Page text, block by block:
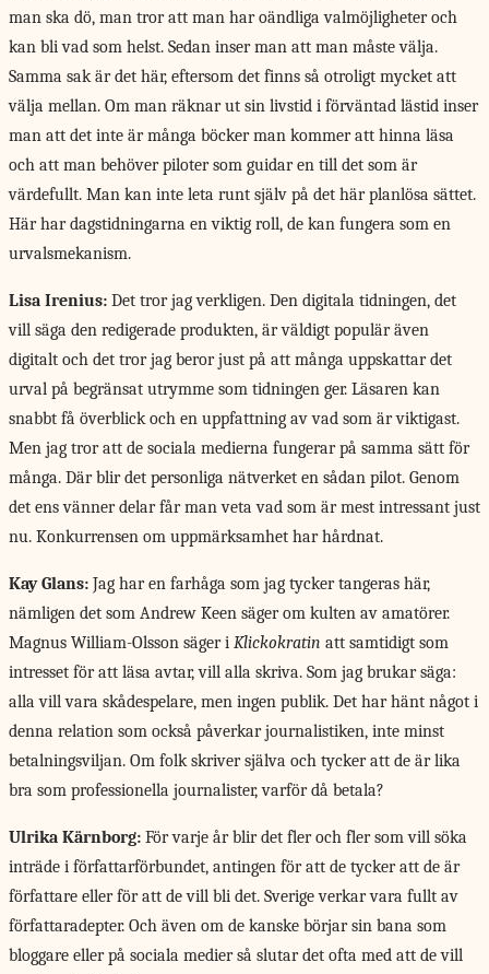
man ska dö, man tror att man har oändliga valmöjligheter och
kan bli vad som helst. Sedan inser man att man måste välja.
Samma sak är det här, eftersom det finns så otroligt mycket att
välja mellan. Om man räknar ut sin livstid i förväntad lästid inser
man att det inte är många böcker man kommer att hinna läsa
och att man behöver piloter som guidar en till det som är
värdefullt. Man kan inte leta runt själv på det här planlösa sättet.
Här har dagstidningarna en viktig roll, de kan fungera som en
urvalsmekanism.
Lisa Irenius: Det tror jag verkligen. Den digitala tidningen, det
vill säga den redigerade produkten, är väldigt populär även
digitalt och det tror jag beror just på att många uppskattar det
urval på begränsat utrymme som tidningen ger. Läsaren kan
snabbt få överblick och en uppfattning av vad som är viktigast.
Men jag tror att de sociala medierna fungerar på samma sätt för
många. Där blir det personliga nätverket en sådan pilot. Genom
det ens vänner delar får man veta vad som är mest intressant just
nu. Konkurrensen om uppmärksamhet har hårdnat.
Kay Glans: Jag har en farhåga som jag tycker tangeras här,
nämligen det som Andrew Keen säger om kulten av amatörer.
Magnus William-Olsson säger i Klickokratin att samtidigt som
intresset för att läsa avtar, vill alla skriva. Som jag brukar säga:
alla vill vara skådespelare, men ingen publik. Det har hänt något i
denna relation som också påverkar journalistiken, inte minst
betalningsviljan. Om folk skriver själva och tycker att de är lika
bra som professionella journalister, varför då betala?
Ulrika Kärnborg: För varje år blir det fler och fler som vill söka
inträde i författarförbundet, antingen för att de tycker att de är
författare eller för att de vill bli det. Sverige verkar vara fullt av
författaradepter. Och även om de kanske börjar sin bana som
bloggare eller på sociala medier så slutar det ofta med att de vill